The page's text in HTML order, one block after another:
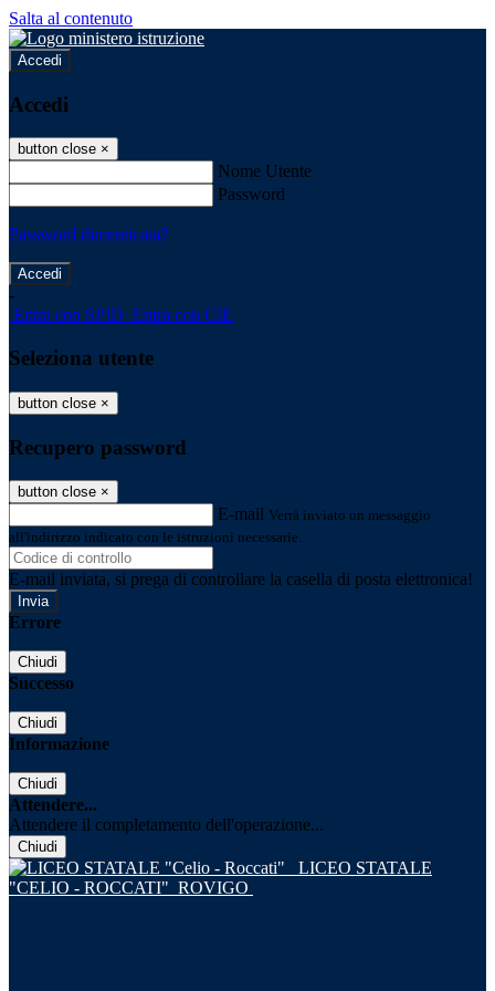
Salta al contenuto
Accedi
Accedi
button close ×
Nome Utente
Password
Password dimenticata?
-
Entra con SPID Entra con CIE
Seleziona utente
button close ×
Recupero password
button close ×
E-mail Verrà inviato un messaggio
all'indirizzo indicato con le istruzioni necessarie.
E-mail inviata, si prega di controllare la casella di posta elettronica!
Errore
Chiudi
Successo
Chiudi
Informazione
Chiudi
Attendere...
Attendere il completamento dell'operazione...
Chiudi
LICEO STATALE
"CELIO - ROCCATI" ROVIGO